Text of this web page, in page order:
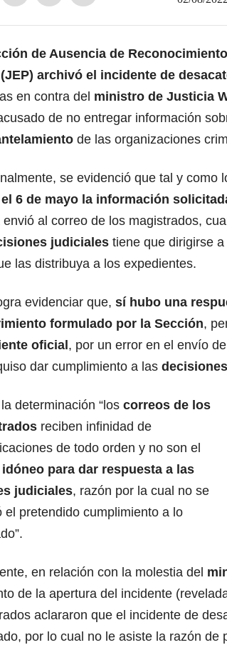
de Ausencia de
archivó el incidente de
en contra del ministro de Justicia
de no entregar información
de las organizaciones
se evidenció que tal y como
6 de mayo la información
envió al correo de los magistrados,
judiciales tiene que dirigirse a
las distribuya a los expedientes.
evidenciar que, sí hubo una
formulado por la Sección,
oficial , por un error en el envío
dar cumplimiento a las
determinación “los correos de los
reciben infinidad de
de todo orden y no son el
para dar respuesta a las
judiciales, razón por la cual no se
el pretendido cumplimiento a lo
en relación con la molestia del
de la apertura del incidente
aclararon que el incidente de
por lo cual no le asiste la razón de